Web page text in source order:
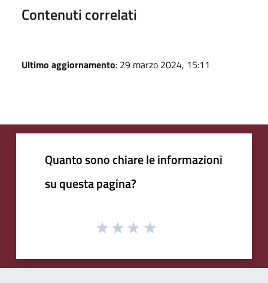
Contenuti correlati
Ultimo aggiornamento: 29 marzo 2024, 15:11
Quanto sono chiare le informazioni
su questa pagina?